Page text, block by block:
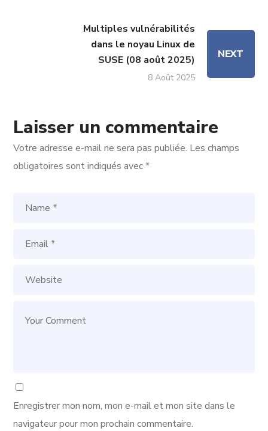
Multiples vulnérabilités
dans le noyau Linux de
SUSE (08 août 2025)
8 Août 2025
NEXT
Laisser un commentaire
Votre adresse e-mail ne sera pas publiée. Les champs
obligatoires sont indiqués avec*
Enregistrer mon nom, mon e-mail et mon site dans le
navigateur pour mon prochain commentaire.